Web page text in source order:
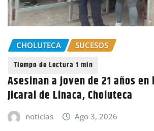
CHOLUTECA SUCESOS
Asesinan a joven de 21 años en
Jicaral de Linaca, Choluteca
noticias Ago 3, 2026